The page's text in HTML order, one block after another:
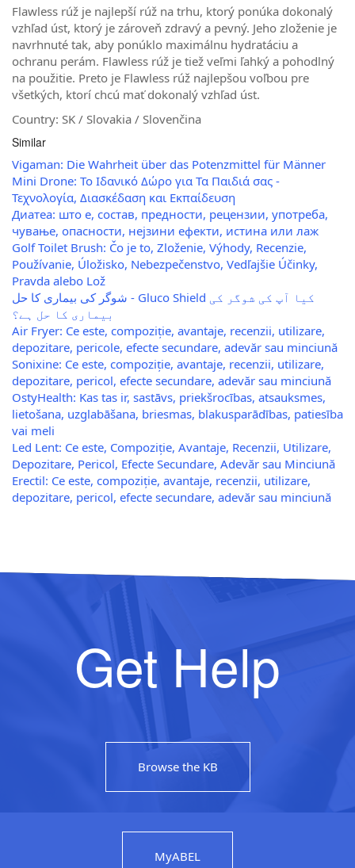
Flawless rúž je najlepší rúž na trhu, ktorý ponúka dokonalý
vzhľad úst, ktorý je zároveň zdravý a pevný. Jeho zloženie je
navrhnuté tak, aby ponúklo maximálnu hydratáciu a
ochranu perám. Flawless rúž je tiež veľmi ľahký a pohodlný
na použitie. Preto je Flawless rúž najlepšou voľbou pre
všetkých, ktorí chcú mať dokonalý vzhľad úst.
Country: SK / Slovakia / Slovenčina
Similar
Vigaman: Die Wahrheit über das Potenzmittel für Männer
Mini Drone: Το Ιδανικό Δώρο για Τα Παιδιά σας -
Τεχνολογία, Διασκέδαση και Εκπαίδευση
Диатеа: што е, состав, предности, рецензии, употреба,
чување, опасности, нејзини ефекти, истина или лаж
Golf Toilet Brush: Čo je to, Zloženie, Výhody, Recenzie,
Používanie, Úložisko, Nebezpečenstvo, Vedľajšie Účinky,
Pravda alebo Lož
شوگر کی بیماری کا حل - Gluco Shield کیا آپ کی شوگر کی
بیماری کا حل ہے؟
Air Fryer: Ce este, compoziție, avantaje, recenzii, utilizare,
depozitare, pericole, efecte secundare, adevăr sau minciună
Sonixine: Ce este, compoziție, avantaje, recenzii, utilizare,
depozitare, pericol, efecte secundare, adevăr sau minciună
OstyHealth: Kas tas ir, sastāvs, priekšrocības, atsauksmes,
lietošana, uzglabāšana, briesmas, blakusparādības, patiesība
vai meli
Led Lent: Ce este, Compoziție, Avantaje, Recenzii, Utilizare,
Depozitare, Pericol, Efecte Secundare, Adevăr sau Minciună
Erectil: Ce este, compoziție, avantaje, recenzii, utilizare,
depozitare, pericol, efecte secundare, adevăr sau minciună
Get Help
Browse the KB
MyABEL